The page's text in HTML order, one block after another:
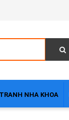
TRANH NHA KHOA